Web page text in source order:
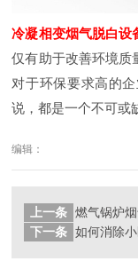
冷凝相变烟气脱白设
仅有助于改善环境质
对于环保要求高的
说，都是一个不可或
编辑：
上一条 燃气锅炉
下一条 如何消除